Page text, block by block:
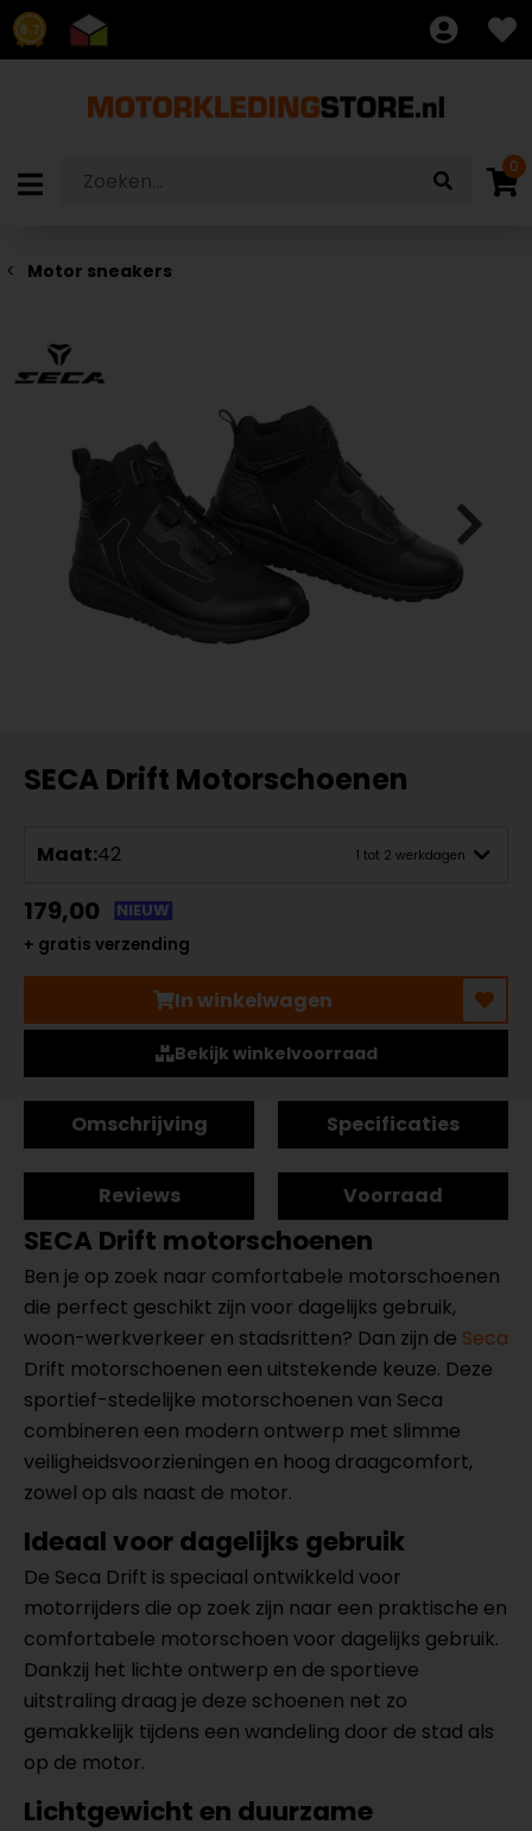
8.7
0
Motor sneakers
SECA Drift Motorschoenen
Maat:42 1 tot 2 werkdagen
179,00
NIEUW
+ gratis verzending
In winkelwagen
Bekijk winkelvoorraad
Omschrijving Specificaties
Reviews Voorraad
SECA Drift motorschoenen
Ben je op zoek naar comfortabele motorschoenen
die perfect geschikt zijn voor dagelijks gebruik,
woon-werkverkeer en stadsritten? Dan zijn de Seca
Drift motorschoenen een uitstekende keuze. Deze
sportief-stedelijke motorschoenen van Seca
combineren een modern ontwerp met slimme
veiligheidsvoorzieningen en hoog draagcomfort,
zowel op als naast de motor.
Ideaal voor dagelijks gebruik
De Seca Drift is speciaal ontwikkeld voor
motorrijders die op zoek zijn naar een praktische en
comfortabele motorschoen voor dagelijks gebruik.
Dankzij het lichte ontwerp en de sportieve
uitstraling draag je deze schoenen net zo
gemakkelijk tijdens een wandeling door de stad als
op de motor.
Lichtgewicht en duurzame